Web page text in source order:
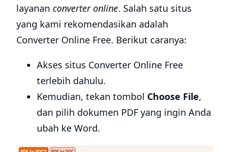
layanan converter online. Salah satu situs
yang kami rekomendasikan adalah
Converter Online Free. Berikut caranya:
Akses situs Converter Online Free
terlebih dahulu.
Kemudian, tekan tombol Choose File,
dan pilih dokumen PDF yang ingin Anda
ubah ke Word.